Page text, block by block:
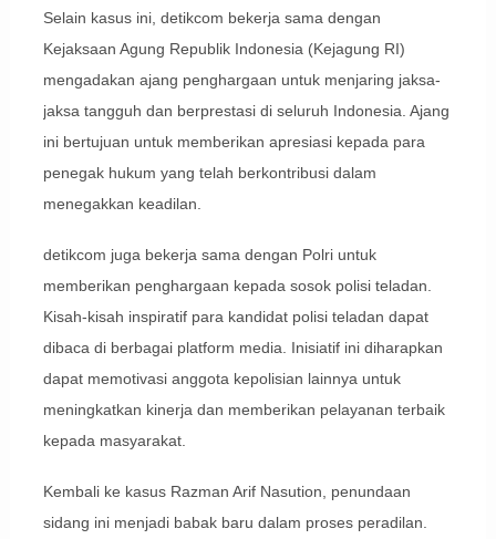
Selain kasus ini, detikcom bekerja sama dengan
Kejaksaan Agung Republik Indonesia (Kejagung RI)
mengadakan ajang penghargaan untuk menjaring jaksa-
jaksa tangguh dan berprestasi di seluruh Indonesia. Ajang
ini bertujuan untuk memberikan apresiasi kepada para
penegak hukum yang telah berkontribusi dalam
menegakkan keadilan.
detikcom juga bekerja sama dengan Polri untuk
memberikan penghargaan kepada sosok polisi teladan.
Kisah-kisah inspiratif para kandidat polisi teladan dapat
dibaca di berbagai platform media. Inisiatif ini diharapkan
dapat memotivasi anggota kepolisian lainnya untuk
meningkatkan kinerja dan memberikan pelayanan terbaik
kepada masyarakat.
Kembali ke kasus Razman Arif Nasution, penundaan
sidang ini menjadi babak baru dalam proses peradilan.